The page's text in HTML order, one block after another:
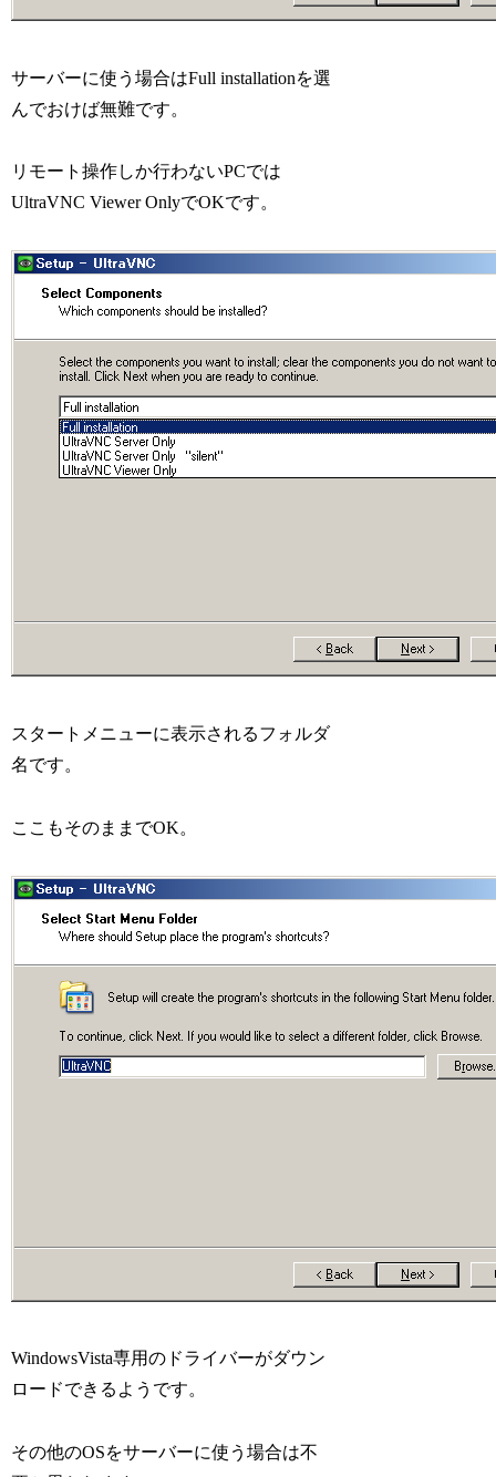
サーバーに使う場合はFull installationを選
んでおけば無難です。
リモート操作しか行わないPCでは
UltraVNC Viewer OnlyでOKです。
スタートメニューに表示されるフォルダ
名です。
ここもそのままでOK。
WindowsVista専用のドライバーがダウン
ロードできるようです。
その他のOSをサーバーに使う場合は不